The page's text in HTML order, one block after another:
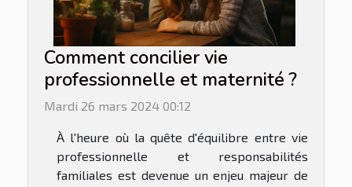
Comment concilier vie
professionnelle et maternité ?
Mardi 26 mars 2024 00:12
À l'heure où la quête d'équilibre entre vie
professionnelle et responsabilités
familiales est devenue un enjeu majeur de